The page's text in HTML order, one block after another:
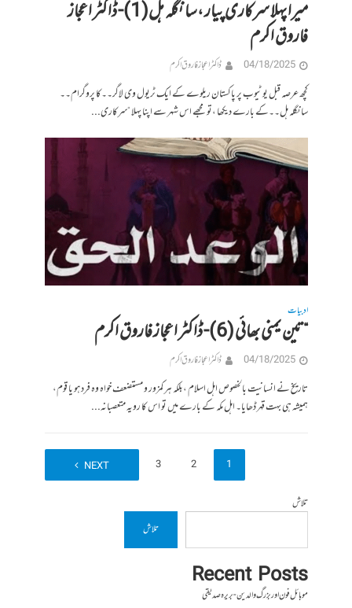
میرا پہلا سرکاری پیار ،سانگلہ ہل(1)- ڈاکٹر اعجاز
فاروق اکرم
04/18/2025 ڈاکٹر اعجاز فاروق اکرم
کچھ عرصہ قبل یو ٹیوب پر پاکستان ریلوے کے ایک ٹریول وی لاگر۔۔کا پروگرام۔۔
سانگلہ ہل۔۔کے بارے دیکھا ،تو مجھے اس شہر سے اپنا پہلا “سرکاری...
ادبیات
“تین یمنی بھائی (6)- ڈاکٹر اعجاز فاروق اکرم
04/18/2025 ڈاکٹر اعجاز فاروق اکرم
تاریخ نے انسانیت بالخصوص اہل اسلام ،بلکہ ہر کمزور و مستضعف خواہ وہ فرد ہو یا قوم،
ہمیشہ ہی بہت قہر ڈھایا۔ اہل مکہ کے بارے میں تو اس کا رویہ متعصبانہ...
1
2
3
NEXT
تلاش
تلاش
Recent Posts
موبائل فون اور بزرگ والدین- بریرہ صدیقی